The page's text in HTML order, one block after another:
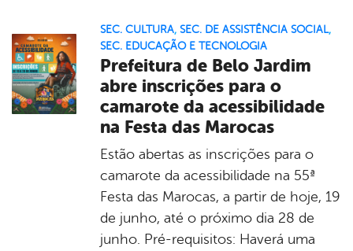
SEC. CULTURA, SEC. DE ASSISTÊNCIA SOCIAL,
SEC. EDUCAÇÃO E TECNOLOGIA
Prefeitura de Belo Jardim
abre inscrições para o
camarote da acessibilidade
na Festa das Marocas
Estão abertas as inscrições para o
camarote da acessibilidade na 55ª
Festa das Marocas, a partir de hoje, 19
de junho, até o próximo dia 28 de
junho. Pré-requisitos: Haverá uma